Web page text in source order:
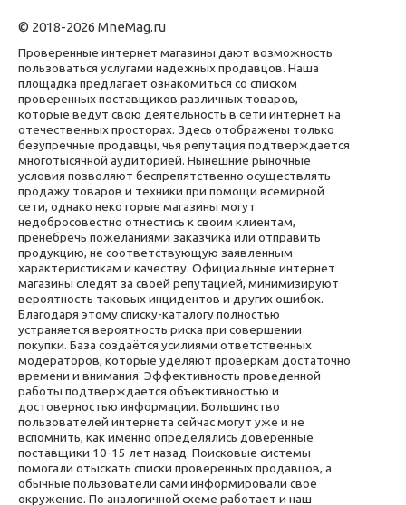
© 2018-2026 MneMag.ru
Проверенные интернет магазины дают возможность
пользоваться услугами надежных продавцов. Наша
площадка предлагает ознакомиться со списком
проверенных поставщиков различных товаров,
которые ведут свою деятельность в сети интернет на
отечественных просторах. Здесь отображены только
безупречные продавцы, чья репутация подтверждается
многотысячной аудиторией. Нынешние рыночные
условия позволяют беспрепятственно осуществлять
продажу товаров и техники при помощи всемирной
сети, однако некоторые магазины могут
недобросовестно отнестись к своим клиентам,
пренебречь пожеланиями заказчика или отправить
продукцию, не соответствующую заявленным
характеристикам и качеству. Официальные интернет
магазины следят за своей репутацией, минимизируют
вероятность таковых инцидентов и других ошибок.
Благодаря этому списку-каталогу полностью
устраняется вероятность риска при совершении
покупки. База создаётся усилиями ответственных
модераторов, которые уделяют проверкам достаточно
времени и внимания. Эффективность проведенной
работы подтверждается объективностью и
достоверностью информации. Большинство
пользователей интернета сейчас могут уже и не
вспомнить, как именно определялись доверенные
поставщики 10-15 лет назад. Поисковые системы
помогали отыскать списки проверенных продавцов, а
обычные пользователи сами информировали свое
окружение. По аналогичной схеме работает и наш